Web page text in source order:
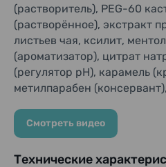
(растворитель), PEG-60
(растворённое), экстракт
листьев чая, ксилит,
(ароматизатор), цитрат
(регулятор pH), карамель
метилпарабен
Смотреть видео
Технические